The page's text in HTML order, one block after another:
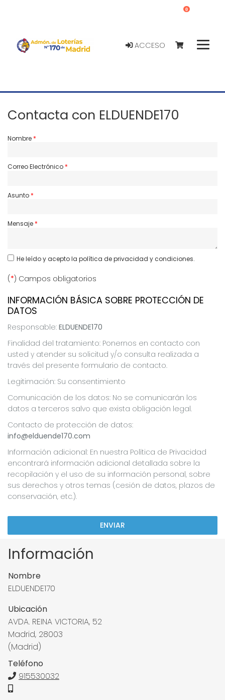
ACCESO
0
Contacta con ELDUENDE170
Nombre
Correo Electrónico
Asunto
Mensaje
He leído y aceptola política de privacidad y condiciones.
(*) Campos obligatorios
INFORMACIÓN BÁSICA SOBRE PROTECCIÓN DE
DATOS
Responsable: ELDUENDE170
Finalidad del tratamiento: Ponernos en contacto con
usted y atender su solicitud y/o consulta realizada a
través del presente formulario de contacto.
Legitimación: Su consentimiento
Comunicación de los datos: No se comunicarán los
datos a terceros salvo que exista obligación legal.
Contacto de protección de datos:
info@elduende170.com
Información adicional: En nuestra Política de Privacidad
encontrará información adicional detallada sobre la
recopilación y el uso de su información personal, sobre
sus derechos y otros temas (cesión de datos, plazos de
conservación, etc.).
ENVIAR
Información
Nombre
ELDUENDE170
Ubicación
AVDA. REINA VICTORIA, 52
Madrid, 28003
(Madrid)
Teléfono
915530032